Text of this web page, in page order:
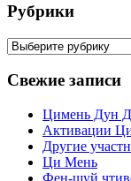
Рубрики
Рубрики
Свежие записи
Цимень Дун
Активации
Другие
Ци Мень
Фен-шуй